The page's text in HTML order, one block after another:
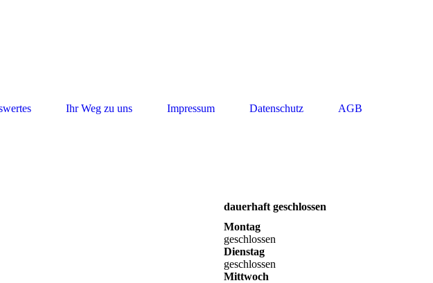
Ihr Weg zu uns Impressum Datenschutz AGB
dauerhaft geschlossen
Montag
geschlossen
Dienstag
geschlossen
Mittwoch